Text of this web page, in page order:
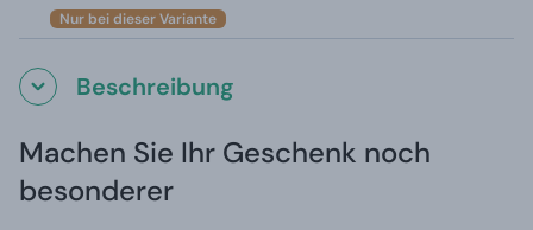
Nur bei dieser Variante
Beschreibung
Machen Sie Ihr Geschenk noch
besonderer